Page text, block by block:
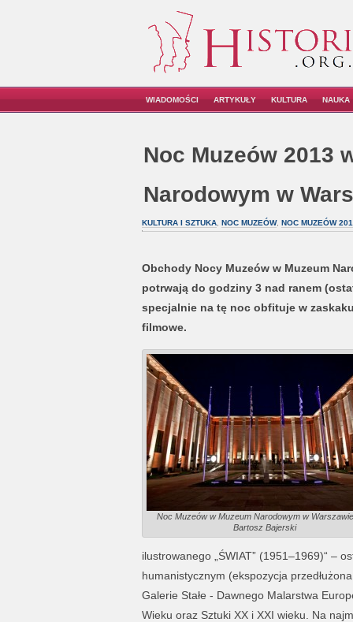
WIADOMOŚCI ARTYKUŁY KULTURA NAUKA
Noc Muzeów 2013
Narodowym w
KULTURA I SZTUKA, NOC MUZEÓW, NOC MUZEÓW
Obchody Nocy Muzeów w Muzeum
potrwają do godziny 3 nad ranem
specjalnie na tę noc obfituje w
filmowe.
Noc Muzeów w Muzeum Narodowym w
Bartosz Bajerski
ilustrowanego „ŚWIAT” (1951–1969)“ –
humanistycznym (ekspozycja
Galerie Stałe - Dawnego Malarstwa
Wieku oraz Sztuki XX i XXI wieku. Na